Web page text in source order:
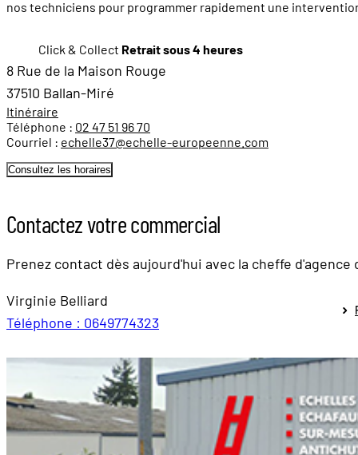
nos techniciens pour programmer rapidement une
Click & Collect Retrait sous 4 heures
8 Rue de la Maison Rouge
37510 Ballan-Miré
Itinéraire
Téléphone : 02 47 51 96 70
Courriel : echelle37@echelle-europeenne.com
Consultez les horaires
Contactez votre commercial
Prenez contact dès aujourd'hui avec la cheffe
Virginie Belliard
Téléphone : 0649774323